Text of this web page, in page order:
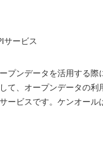
サービス
プンデータを活用する際
て、オープンデータの
ービスです。ケンオー